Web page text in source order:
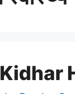
Kidhar